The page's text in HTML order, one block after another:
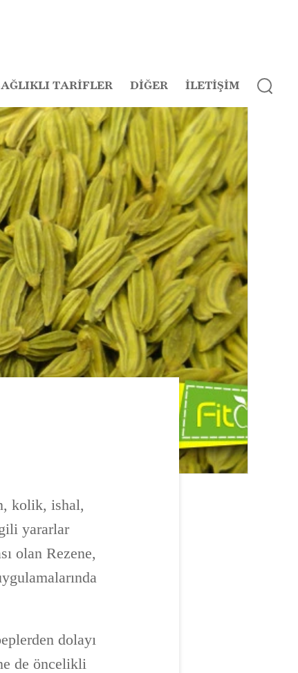
TARİFLER DİĞER İLETİŞİM
kolik, ishal,
yararlar
olan Rezene,
dolayı
de öncelikli